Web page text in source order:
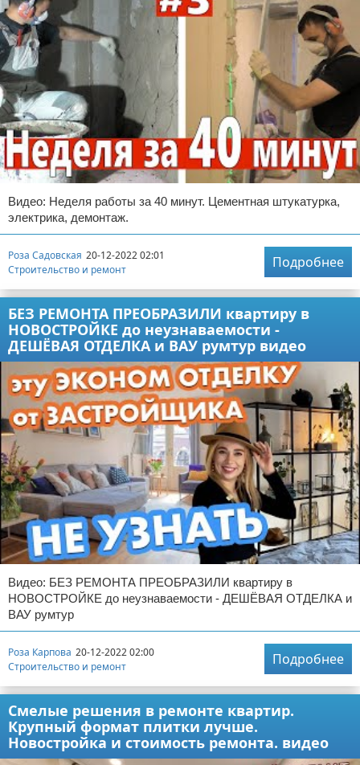
Видео: Неделя работы за 40 минут. Цементная штукатурка,
электрика, демонтаж.
Роза Садовская 20-12-2022 02:01
Строительство и ремонт
Подробнее
БЕЗ РЕМОНТА ПРЕОБРАЗИЛИ квартиру в
НОВОСТРОЙКЕ до неузнаваемости -
ДЕШЁВАЯ ОТДЕЛКА и ВАУ румтур видео
Видео: БЕЗ РЕМОНТА ПРЕОБРАЗИЛИ квартиру в
НОВОСТРОЙКЕ до неузнаваемости - ДЕШЁВАЯ ОТДЕЛКА и
ВАУ румтур
Роза Карпова 20-12-2022 02:00
Строительство и ремонт
Подробнее
Смелые решения в ремонте квартир.
Крупный формат плитки лучше.
Новостройка и стоимость ремонта. видео